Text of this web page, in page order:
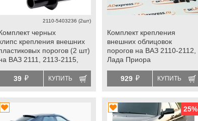
2110-5403236 (2шт)
черных
крепления внешних
порогов (2 шт)
ВАЗ 2111, 2113-2115,
39 й КУПИТЬ
Комплект крепления
внешних облицовок
порогов на ВАЗ 2110-2112,
Лада Приора
929 й КУПИТЬ
25%